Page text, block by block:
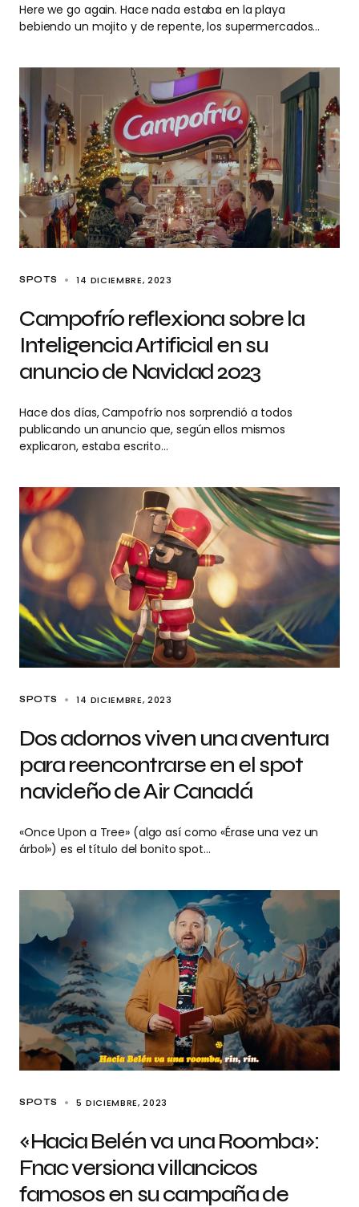
Here we go again. Hace nada estaba en la playa
bebiendo un mojito y de repente, los supermercados…
SPOTS 14 DICIEMBRE, 2023
Campofrío reflexiona sobre la
Inteligencia Artificial en su
anuncio de Navidad 2023
Hace dos días, Campofrío nos sorprendió a todos
publicando un anuncio que, según ellos mismos
explicaron, estaba escrito…
SPOTS 14 DICIEMBRE, 2023
Dos adornos viven una aventura
para reencontrarse en el spot
navideño de Air Canadá
«Once Upon a Tree» (algo así como «Érase una vez un
árbol») es el título del bonito spot…
SPOTS 5 DICIEMBRE, 2023
«Hacia Belén va una Roomba»:
Fnac versiona villancicos
famosos en su campaña de